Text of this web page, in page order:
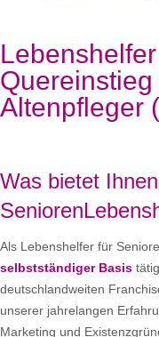
Altenpfleger
Was bietet
Als Lebenshelfer für
selbstständiger Basis
deutschlandweiten
unserer jahrelangen
Marketing und